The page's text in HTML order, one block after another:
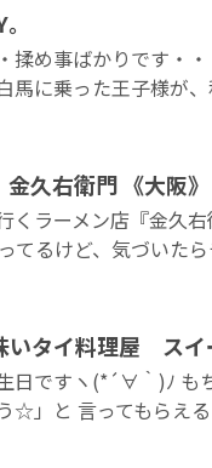
揉め事ばかりです・
馬に乗った王子様が
金久右衛門 《大阪》
くラーメン店『金久
てるけど、気づいた
いタイ料理屋 ス
日ですヽ(*´∀｀)ﾉ も
☆」と 言ってもらえ